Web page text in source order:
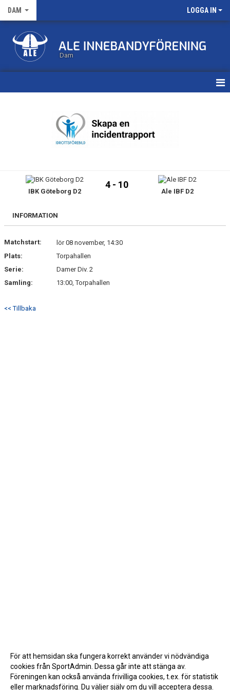
DAM LOGGA IN
Dam
NYHETSARKIVIBK Göteborg D2
4 - 10
Ale IBF D2
INFORMATION
Matchstart:
lör 08 november, 14:30
Plats:
Torpahallen
Serie:
Damer Div. 2
Samling:
13:00, Torpahallen
<< Tillbaka
För att hemsidan ska fungera korrekt använder vi nödvändiga
cookies från SportAdmin. Dessa går inte att stänga av.
Föreningen kan också använda frivilliga cookies, t.ex. för statistik
eller marknadsföring. Du väljer själv om du vill acceptera dessa.